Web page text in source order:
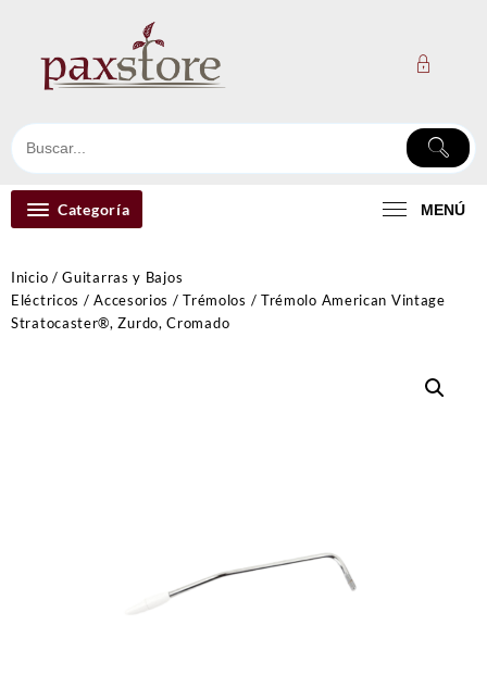
contenido
Categoría MENÚ
Inicio /Guitarras y Bajos
Eléctricos /Accesorios /Trémolos / Trémolo American Vintage
Stratocaster®, Zurdo, Cromado